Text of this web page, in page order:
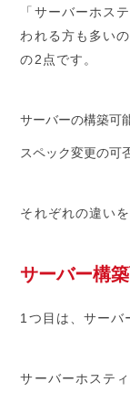
「サーバーホス
われる方も多い
の2点です。
サーバーの構築可
スペック変更の可
それぞれの違い
サーバー構
1つ目は、サーバ
サーバーホステ